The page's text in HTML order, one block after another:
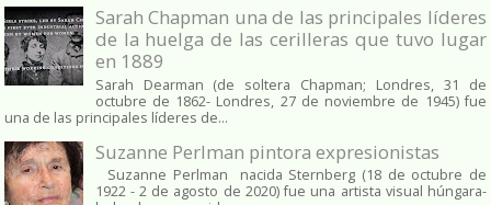
Sarah Chapman una de las principales líderes
de la huelga de las cerilleras que tuvo lugar
en 1889
Sarah Dearman (de soltera Chapman; Londres, 31 de
octubre de 1862​- Londres, 27 de noviembre de 1945)​ fue
una de las principales líderes de...
Suzanne Perlman pintora expresionistas
Suzanne Perlman nacida Sternberg (18 de octubre de
1922 - 2 de agosto de 2020) fue una artista visual húngara-